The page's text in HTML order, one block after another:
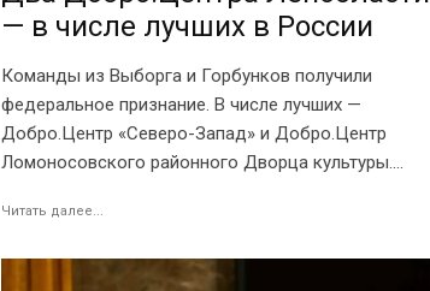
— в числе лучших в России
Команды из Выборга и Горбунков получили
федеральное признание. В числе лучших —
Добро.Центр «Северо-Запад» и Добро.Центр
Ломоносовского районного Дворца культуры....
Читать далее...